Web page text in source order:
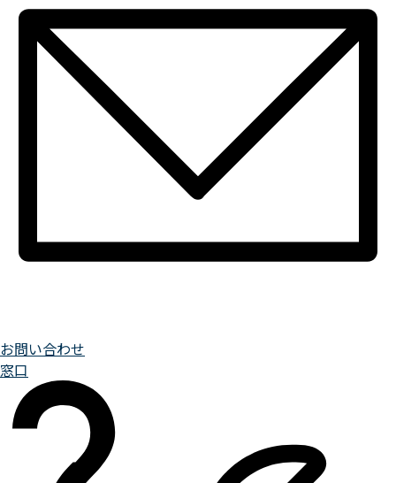
お問い合わせ
窓口